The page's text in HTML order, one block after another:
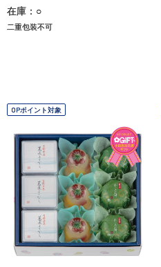
在庫：○
二重包装不可
OPポイント対象